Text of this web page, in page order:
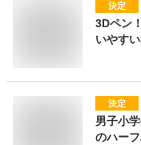
決定
3Dペン
いやす
決定
男子小
のハー